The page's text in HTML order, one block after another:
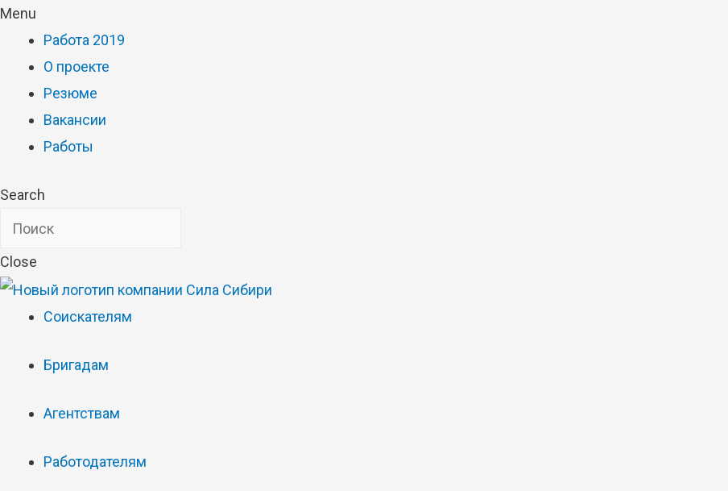
Menu
Работа 2019
О проекте
Резюме
Вакансии
Работы
Search
Close
Соискателям
Бригадам
Агентствам
Работодателям